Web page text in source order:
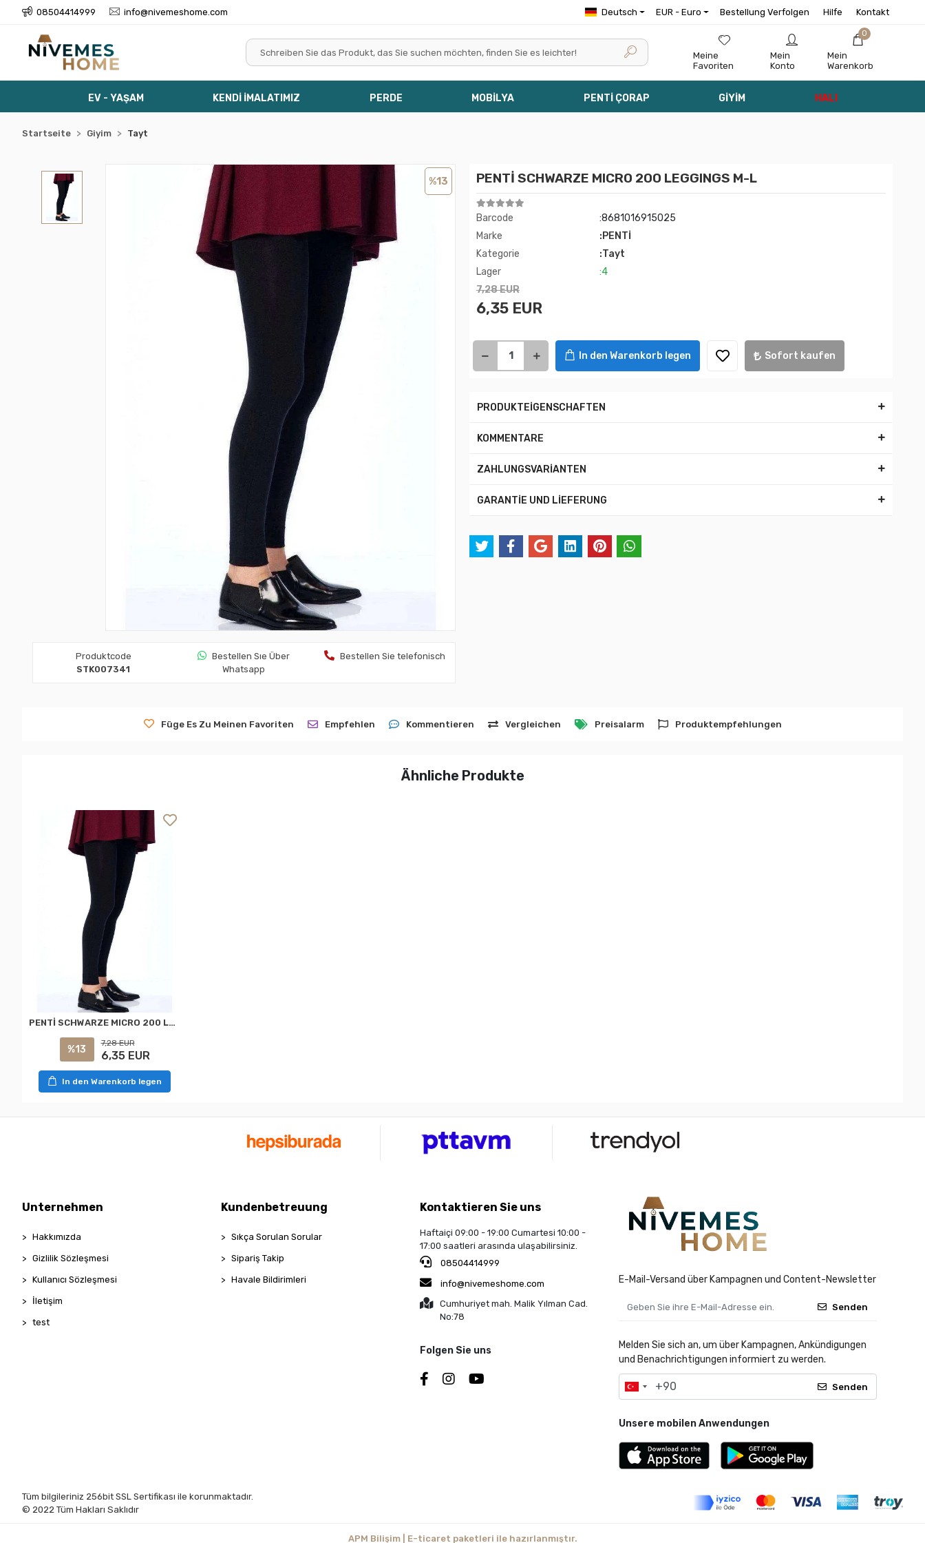
08504414999 info@nivemeshome.com Deutsch EUR - Euro Bestellung Verfolgen Hilfe Kontakt
Meine
Favoriten
Mein
Konto
0
Mein
Warenkorb
EV - YAŞAM KENDİ İMALATIMIZ PERDE MOBİLYA PENTİ ÇORAP GİYİM HALI
Startseite Giyim Tayt
%13
Produktcode
STK007341
Bestellen Sıe Über
Whatsapp
Bestellen Sie telefonisch
PENTİ SCHWARZE MICRO 200 LEGGINGS M-L
Barcode
:8681016915025
Marke
:PENTİ
Kategorie
:Tayt
Lager
:4
7,28 EUR
6,35 EUR
In den Warenkorb legen Sofort kaufen
PRODUKTEİGENSCHAFTEN
KOMMENTARE
ZAHLUNGSVARİANTEN
GARANTİE UND LİEFERUNG
Füge Es Zu Meinen Favoriten Empfehlen Kommentieren Vergleichen Preisalarm Produktempfehlungen
Ähnliche Produkte
PENTİ SCHWARZE MICRO 200 LEGGINGS S-M
%13
7,28 EUR
6,35 EUR
In den Warenkorb legen
Unternehmen
Hakkımızda
Gizlilik Sözleşmesi
Kullanıcı Sözleşmesi
İletişim
test
Kundenbetreuung
Sıkça Sorulan Sorular
Sipariş Takip
Havale Bildirimleri
Kontaktieren Sie uns
Haftaiçi 09:00 - 19:00 Cumartesi 10:00 -
17:00 saatleri arasında ulaşabilirsiniz.
08504414999
info@nivemeshome.com
Cumhuriyet mah. Malik Yılman Cad.
No:78
Folgen Sie uns
E-Mail-Versand über Kampagnen und Content-Newsletter
Senden
Melden Sie sich an, um über Kampagnen, Ankündigungen
und Benachrichtigungen informiert zu werden.
Senden
Unsere mobilen Anwendungen
Tüm bilgileriniz 256bit SSL Sertifikası ile korunmaktadır.
© 2022 Tüm Hakları Saklıdır
APM Bilişim | E-ticaret paketleri ile hazırlanmıştır.